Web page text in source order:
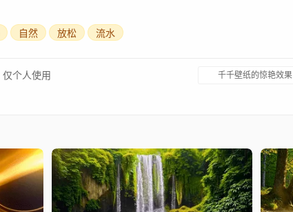
自然 放松 流水
仅个人使用 千千壁纸的惊艳效果